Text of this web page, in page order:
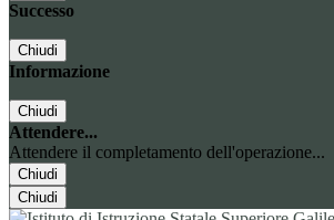
Successo
Chiudi
Informazione
Chiudi
Attendere...
Attendere il completamento dell'operazione...
Chiudi
Chiudi